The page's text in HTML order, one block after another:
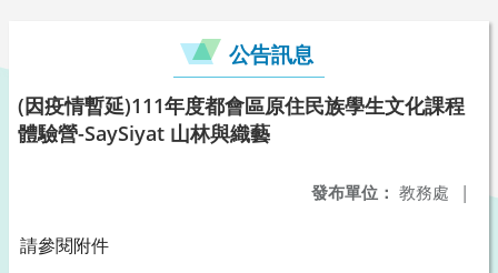
公告訊息
(因疫情暫延)111年度都會區原住民族學生文化課程
體驗營-SaySiyat 山林與織藝
發布單位： 教務處 |
請參閱附件